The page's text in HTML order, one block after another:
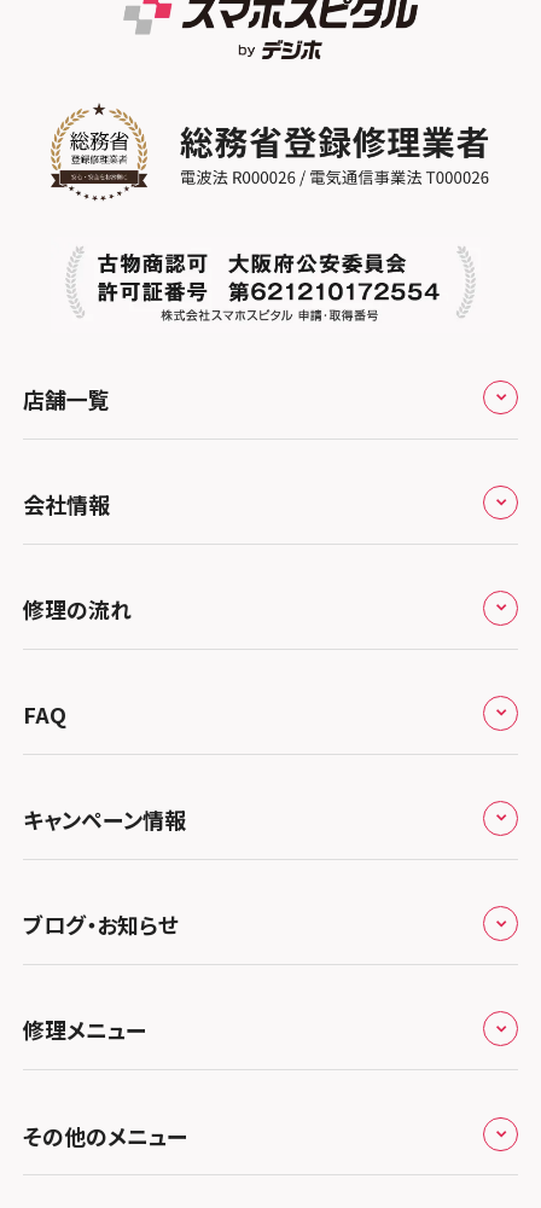
店舗一覧
北海道・東北
スマホスピタル大丸札幌
関東
スマホスピタル宇都宮
スマホスピタル 高崎
スマホスピタル鴻巣
スマホスピタル テルル三芳
スマホスピタル 熊谷
スマホスピタル ゲオデジタルベース川口元郷
スマホスピタル埼玉大宮
スマホスピタル テルル蒲生
スマホスピタル テルル新越谷
スマホスピタル テルル草加花栗
スマホスピタル テルル東川口
北陸・甲信越
スマホスピタルアル・プラザ小松
スマホスピタル 北陸総合修理センター
スマホスピタル 長野
東海
スマホスピタル岐阜
スマホスピタル 浜松
スマホスピタル静岡パルコ
スマホスピタル 藤枝
スマホスピタル名古屋駅前
スマホスピタル名古屋金山
スマホスピタル 大府
スマホスピタル 西枇杷島
関西
スマホスピタル 大阪梅田
スマホスピタル by デジホ 梅田地下（うめちか）
スマホスピタル京橋
スマホスピタル難波
スマホスピタルイオンタウン茨木太田
中国・四国
スマホスピタル岡山駅前
スマホスピタル西条
スマホスピタル by デジホ マークイズ福岡もも
ち
スマホスピタル福岡天神
スマホスピタル熊本下通
スマホスピタル GODOモバイル大分府内町
会社情報
会社概要
総務省登録業者
特定商取引法に関する表記
プライバシーポリシー
郵送修理依頼
修理の流れ
郵送修理の流れ
FAQ
キャンペーン情報
キャンペーン一覧
ブログ・お知らせ
お知らせ
修理メニュー
iPhone修理メニュー
その他のメニュー